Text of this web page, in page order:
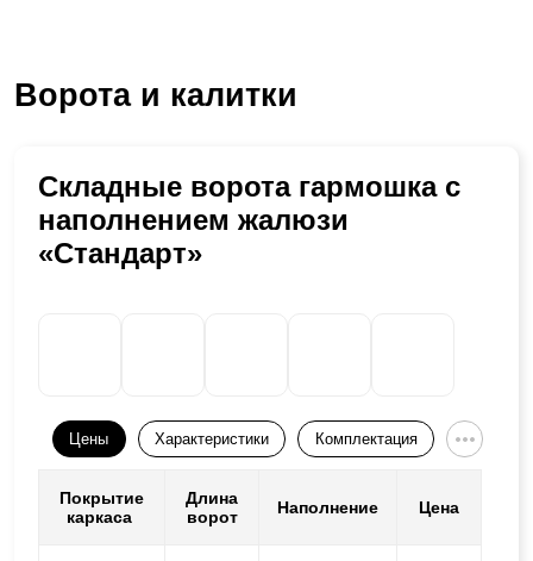
Ворота и калитки
Складные ворота гармошка с
наполнением жалюзи
«Стандарт»
Цены Характеристики Комплектация
Покрытие
каркаса
Длина
ворот
Наполнение Цена